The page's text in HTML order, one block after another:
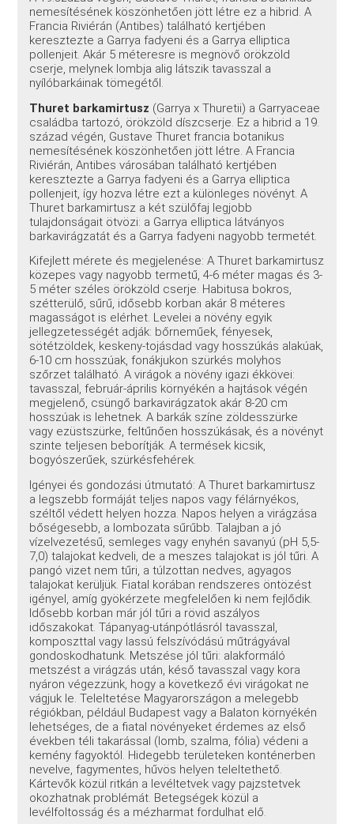
nemesítésének köszönhetően jött létre ez a hibrid. A
Francia Riviérán (Antibes) található kertjében
keresztezte a Garrya fadyeni és a Garrya elliptica
pollenjeit. Akár 5 méteresre is megnövő örökzöld
cserje, melynek lombja alig látszik tavasszal a
nyílóbarkáinak tömegétől.
Thuret barkamirtusz (Garrya x Thuretii) a Garryaceae
családba tartozó, örökzöld díszcserje. Ez a hibrid a 19.
század végén, Gustave Thuret francia botanikus
nemesítésének köszönhetően jött létre. A Francia
Riviérán, Antibes városában található kertjében
keresztezte a Garrya fadyeni és a Garrya elliptica
pollenjeit, így hozva létre ezt a különleges növényt. A
Thuret barkamirtusz a két szülőfaj legjobb
tulajdonságait ötvözi: a Garrya elliptica látványos
barkavirágzatát és a Garrya fadyeni nagyobb termetét.
Kifejlett mérete és megjelenése: A Thuret barkamirtusz
közepes vagy nagyobb termetű, 4-6 méter magas és 3-
5 méter széles örökzöld cserje. Habitusa bokros,
szétterülő, sűrű, idősebb korban akár 8 méteres
magasságot is elérhet. Levelei a növény egyik
jellegzetességét adják: bőrneműek, fényesek,
sötétzöldek, keskeny-tojásdad vagy hosszúkás alakúak,
6-10 cm hosszúak, fonákjukon szürkés molyhos
szőrzet található. A virágok a növény igazi ékkövei:
tavasszal, február-április környékén a hajtások végén
megjelenő, csüngő barkavirágzatok akár 8-20 cm
hosszúak is lehetnek. A barkák színe zöldesszürke
vagy ezüstszürke, feltűnően hosszúkásak, és a növényt
szinte teljesen beborítják. A termések kicsik,
bogyószerűek, szürkésfehérek.
Igényei és gondozási útmutató: A Thuret barkamirtusz
a legszebb formáját teljes napos vagy félárnyékos,
széltől védett helyen hozza. Napos helyen a virágzása
bőségesebb, a lombozata sűrűbb. Talajban a jó
vízelvezetésű, semleges vagy enyhén savanyú (pH 5,5-
7,0) talajokat kedveli, de a meszes talajokat is jól tűri. A
pangó vizet nem tűri, a túlzottan nedves, agyagos
talajokat kerüljük. Fiatal korában rendszeres öntözést
igényel, amíg gyökérzete megfelelően ki nem fejlődik.
Idősebb korban már jól tűri a rövid aszályos
időszakokat. Tápanyag-utánpótlásról tavasszal,
komposzttal vagy lassú felszívódású műtrágyával
gondoskodhatunk. Metszése jól tűri: alakformáló
metszést a virágzás után, késő tavasszal vagy kora
nyáron végezzünk, hogy a következő évi virágokat ne
vágjuk le. Teleltetése Magyarországon a melegebb
régiókban, például Budapest vagy a Balaton környékén
lehetséges, de a fiatal növényeket érdemes az első
években téli takarással (lomb, szalma, fólia) védeni a
kemény fagyoktól. Hidegebb területeken konténerben
nevelve, fagymentes, hűvös helyen teleltethető.
Kártevők közül ritkán a levéltetvek vagy pajzstetvek
okozhatnak problémát. Betegségek közül a
levélfoltosság és a mézharmat fordulhat elő.